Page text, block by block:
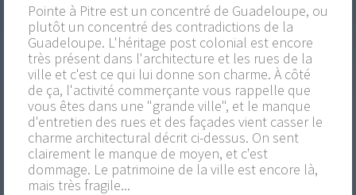
Pointe à Pitre est un concentré de Guadeloupe, ou
plutôt un concentré des contradictions de la
Guadeloupe. L'héritage post colonial est encore
très présent dans l'architecture et les rues de la
ville et c'est ce qui lui donne son charme. À côté
de ça, l'activité commerçante vous rappelle que
vous êtes dans une "grande ville", et le manque
d'entretien des rues et des façades vient casser le
charme architectural décrit ci-dessus. On sent
clairement le manque de moyen, et c'est
dommage. Le patrimoine de la ville est encore là,
mais très fragile...